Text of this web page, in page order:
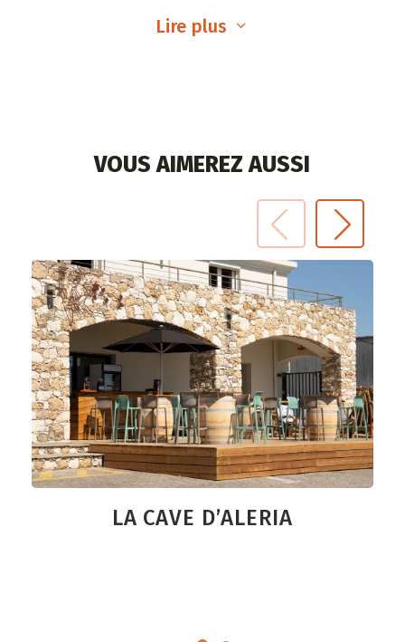
vignerons inconditionnellement passionnés par
de rosés délicats, l’Oriente propose une
sélection de vins diversifiée, idéale pour éveiller
Prêt pour une expérience hors du temps ?
Combinez une visite du site antique avec une
dégustation au cœur d’un domaine viticole !
Ici, les vignobles plongent leurs racines dans
l’histoire millénaire d’Aleria, ancienne cité
romaine et capitale antique de la Corse. Ce
territoire, où les premières vignes furent
plantées il y a plusieurs milliers d’années, et dont
les amphores ont été retrouvées sur le site
archéologique d’Aleria, vient témoigner d’un
commerce de vin déjà florissant dès l’Antiquité.
Lire plus 3
VOUS AIMEREZ AUSSI
LA CAVE D’ALERIA